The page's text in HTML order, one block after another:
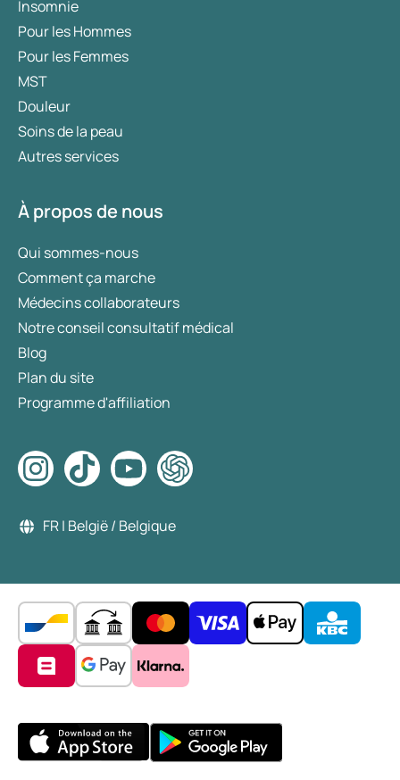
Insomnie
Pour les Hommes
Pour les Femmes
MST
Douleur
Soins de la peau
Autres services
À propos de nous
Qui sommes-nous
Comment ça marche
Médecins collaborateurs
Notre conseil consultatif médical
Blog
Plan du site
Programme d'affiliation
FR | België / Belgique